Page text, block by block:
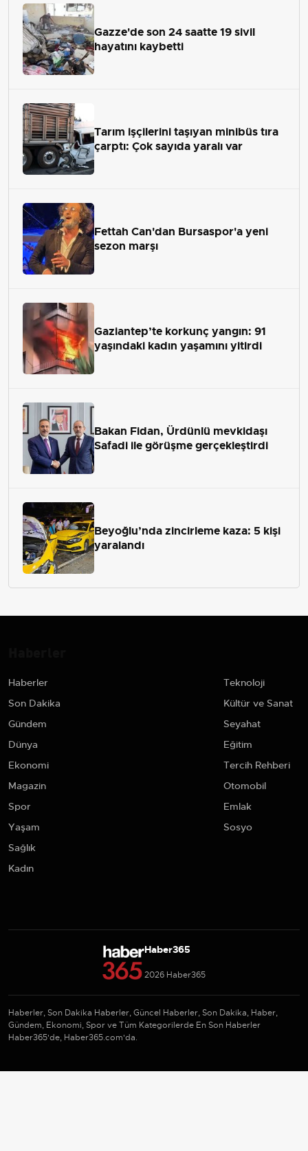
Gazze'de son 24 saatte 19 sivil
hayatını kaybetti
Tarım işçilerini taşıyan minibüs tıra
çarptı: Çok sayıda yaralı var
Fettah Can'dan Bursaspor'a yeni
sezon marşı
Gaziantep’te korkunç yangın: 91
yaşındaki kadın yaşamını yitirdi
Bakan Fidan, Ürdünlü mevkidaşı
Safadi ile görüşme gerçekleştirdi
Beyoğlu’nda zincirleme kaza: 5 kişi
yaralandı
Haberler
Son Dakika
Gündem
Dünya
Ekonomi
Magazin
Spor
Yaşam
Sağlık
Kadın
Teknoloji
Kültür ve Sanat
Seyahat
Eğitim
Tercih Rehberi
Otomobil
Emlak
Sosyo
Haber365
2026 Haber365
Haberler, Son Dakika Haberler, Güncel Haberler, Son Dakika, Haber,
Gündem, Ekonomi, Spor ve Tüm Kategorilerde En Son Haberler
Haber365'de, Haber365.com'da.